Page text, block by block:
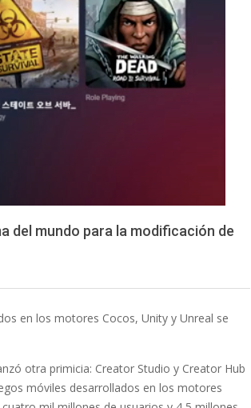
del mundo para la modificación de
en los motores Cocos, Unity y Unreal se
otra primicia: Creator Studio y Creator Hub
móviles desarrollados en los motores